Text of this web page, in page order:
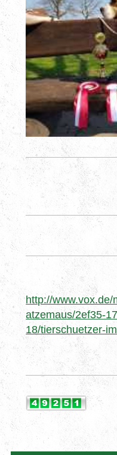
http://
atzemaus/2ef35-
18/tierschuetzer-